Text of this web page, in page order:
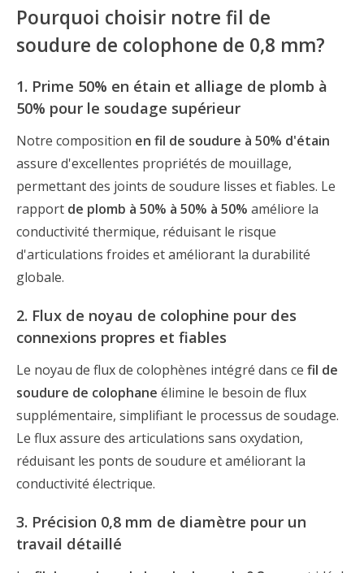
Pourquoi choisir notre fil de
soudure de colophone de 0,8 mm?
1. Prime 50% en étain et alliage de plomb à
50% pour le soudage supérieur
Notre composition en fil de soudure à 50% d'étain
assure d'excellentes propriétés de mouillage,
permettant des joints de soudure lisses et fiables. Le
rapport de plomb à 50% à 50% à 50% améliore la
conductivité thermique, réduisant le risque
d'articulations froides et améliorant la durabilité
globale.
2. Flux de noyau de colophine pour des
connexions propres et fiables
Le noyau de flux de colophènes intégré dans ce fil de
soudure de colophane élimine le besoin de flux
supplémentaire, simplifiant le processus de soudage.
Le flux assure des articulations sans oxydation,
réduisant les ponts de soudure et améliorant la
conductivité électrique.
3. Précision 0,8 mm de diamètre pour un
travail détaillé